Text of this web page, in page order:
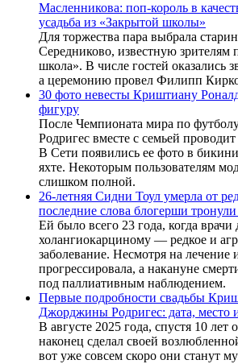
Масленникова: поп-король в
усадьба из «Закрытой школы»
Для торжества пара выбрала
Середниково, известную зрителям
школа». В числе гостей оказались
а церемонию провел Филипп
30 фото невесты Криштиану
фигуру
После Чемпионата мира по
Родригес вместе с семьей
В Сети появились ее фото в
яхте. Некоторым пользователям
слишком полной.
26-летняя Сидни Тоул умерла от
последние слова блогерши тронули
Ей было всего 23 года, когда врачи
холангиокарциному — редкое и
заболевание. Несмотря на лечение
прогрессировала, а накануне
под паллиативным наблюдением.
Первые подробности свадьбы
Джорджины Родригес: дата, место
В августе 2025 года, спустя 10
наконец сделал своей
вот уже совсем скоро они станут